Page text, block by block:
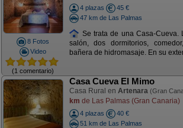
8 Fotos
Video
(1 comentario)
4 plazas
45 €
47 km de Las Palmas
Se trata de una Casa-
salón, dos dormitorios,
bañera de hidromasaje. En su
Casa Cueva El Mimo
Casa Rural en Artenara (Gran
km de Las Palmas (Gran Canaria)
4 plazas
40 €
51 km de Las Palmas